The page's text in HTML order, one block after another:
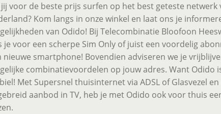
voor de beste prijs surfen op het best geteste netwerk
Kom langs in onze winkel en laat ons je
van Odido! Bij Telecombinatie Bloofoon
je voor een scherpe Sim Only of juist een voordelig
nieuwe smartphone! Bovendien adviseren we je
combinatievoordelen op jouw adres. Want Odido
Met Supersnel thuisinternet via ADSL of Glasvezel en
aanbod in TV, heb je met Odido ook voor thuis